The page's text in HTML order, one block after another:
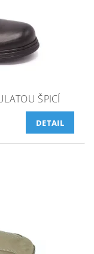
ŠPICÍ
DETAIL